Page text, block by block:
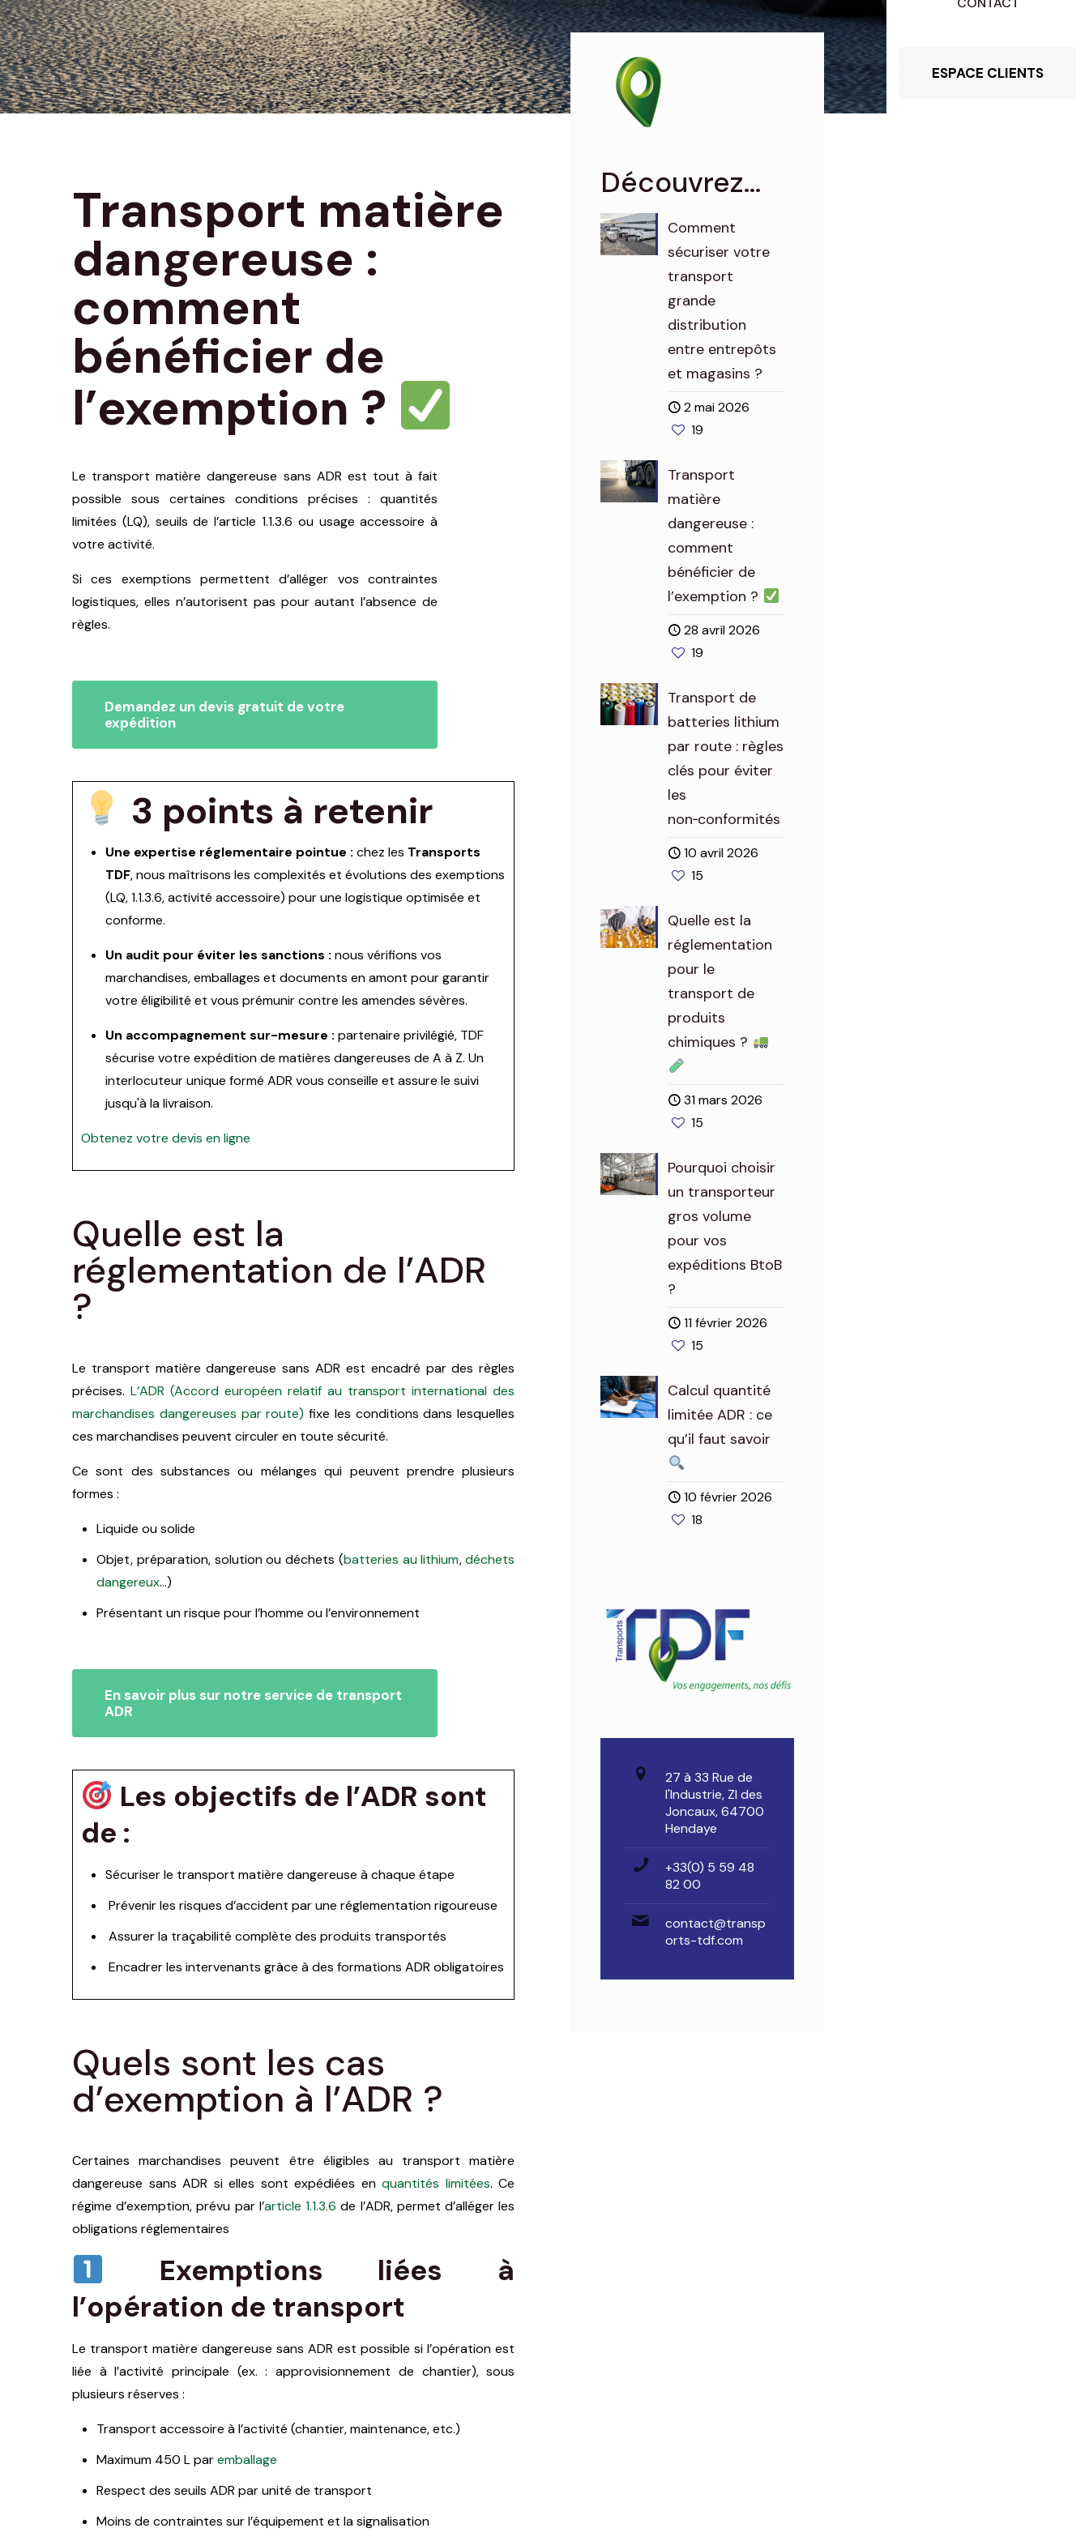
ESPACE CLIENTS
Transport matière
dangereuse :
comment
bénéficier de
l’exemption ?
Le transport matière dangereuse sans ADR est tout à fait
possible sous certaines conditions précises : quantités
limitées (LQ), seuils de l’article 1.1.3.6 ou usage accessoire à
votre activité.
Si ces exemptions permettent d’alléger vos contraintes
logistiques, elles n’autorisent pas pour autant l’absence de
règles.
Demandez un devis gratuit de votre
expédition
3 points à retenir
Une expertise réglementaire pointue : chez les Transports
TDF, nous maîtrisons les complexités et évolutions des exemptions
(LQ, 1.1.3.6, activité accessoire) pour une logistique optimisée et
conforme.
Un audit pour éviter les sanctions : nous vérifions vos
marchandises, emballages et documents en amont pour garantir
votre éligibilité et vous prémunir contre les amendes sévères.
Un accompagnement sur-mesure : partenaire privilégié, TDF
sécurise votre expédition de matières dangereuses de A à Z. Un
interlocuteur unique formé ADR vous conseille et assure le suivi
jusqu'à la livraison.
Obtenez votre devis en ligne
Quelle est la
réglementation de l’ADR
?
Le transport matière dangereuse sans ADR est encadré par des règles
précises.L’ADR (Accord européen relatif au transport international des
marchandises dangereuses par route) fixe les conditions dans lesquelles
ces marchandises peuvent circuler en toute sécurité.
Ce sont des substances ou mélanges qui peuvent prendre plusieurs
formes :
Liquide ou solide
Objet, préparation, solution ou déchets (batteries au lithium,déchets
dangereux…)
Présentant un risque pour l’homme ou l’environnement
En savoir plus sur notre service de transport
ADR
Les objectifs de l’ADR sont
de :
Sécuriser le transport matière dangereuse à chaque étape
Prévenir les risques d’accident par une réglementation rigoureuse
Assurer la traçabilité complète des produits transportés
Encadrer les intervenants grâce à des formations ADR obligatoires
Quels sont les cas
d’exemption à l’ADR ?
Certaines marchandises peuvent être éligibles au transport matière
dangereuse sans ADR si elles sont expédiées enquantités limitées. Ce
régime d’exemption, prévu par l’article 1.1.3.6 de l’ADR, permet d’alléger les
obligations réglementaires
Exemptions liées à
l’opération de transport
Le transport matière dangereuse sans ADR est possible si l’opération est
liée à l’activité principale (ex. : approvisionnement de chantier), sous
plusieurs réserves :
Transport accessoire à l’activité (chantier, maintenance, etc.)
Maximum 450 L paremballage
Respect des seuils ADR par unité de transport
Moins de contraintes sur l’équipement et la signalisation
Découvrez...
Comment
sécuriser votre
transport
grande
distribution
entre entrepôts
et magasins ?
2 mai 2026
19
Transport
matière
dangereuse :
comment
bénéficier de
l’exemption ?
28 avril 2026
19
Transport de
batteries lithium
par route : règles
clés pour éviter
les
non‑conformités
10 avril 2026
15
Quelle est la
réglementation
pour le
transport de
produits
chimiques ?
31 mars 2026
15
Pourquoi choisir
un transporteur
gros volume
pour vos
expéditions BtoB
?
11 février 2026
15
Calcul quantité
limitée ADR : ce
qu’il faut savoir
10 février 2026
18
27 à 33 Rue de
l'Industrie, ZI des
Joncaux, 64700
Hendaye
+33(0) 5 59 48
82 00
contact@transp
orts-tdf.com